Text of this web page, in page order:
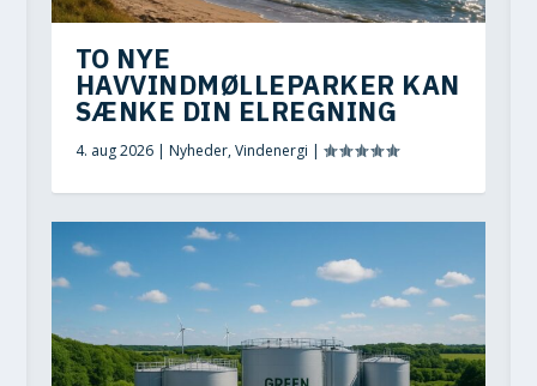
TO NYE
HAVVINDMØLLEPARKER KAN
SÆNKE DIN ELREGNING
4. aug 2026| Nyheder,Vindenergi |